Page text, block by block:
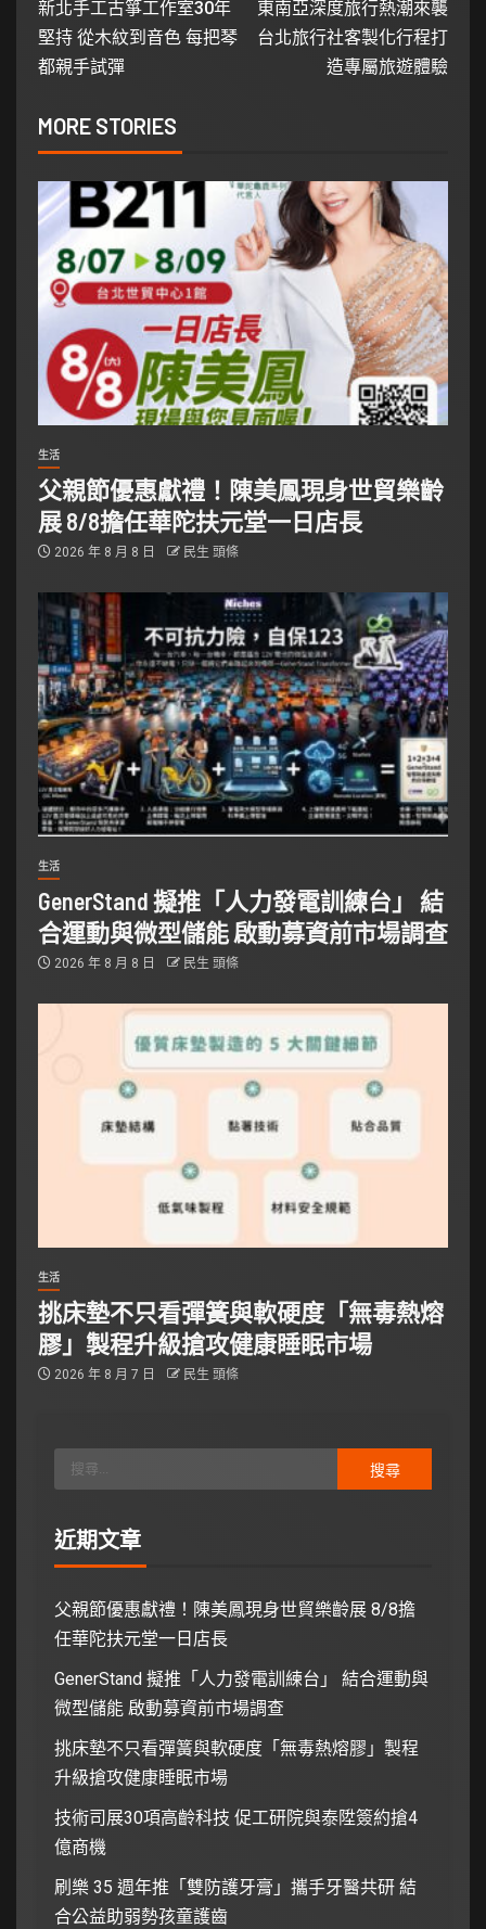
新北手工古箏工作室30年
堅持 從木紋到音色 每把琴
都親手試彈
東南亞深度旅行熱潮來襲
台北旅行社客製化行程打
造專屬旅遊體驗
MORE STORIES
生活
父親節優惠獻禮！陳美鳳現身世貿樂齡
展 8/8擔任華陀扶元堂一日店長
2026 年 8 月 8 日 民生 頭條
生活
GenerStand 擬推「人力發電訓練台」 結
合運動與微型儲能 啟動募資前市場調查
2026 年 8 月 8 日 民生 頭條
生活
挑床墊不只看彈簧與軟硬度「無毒熱熔
膠」製程升級搶攻健康睡眠市場
2026 年 8 月 7 日 民生 頭條
近期文章
父親節優惠獻禮！陳美鳳現身世貿樂齡展 8/8擔
任華陀扶元堂一日店長
GenerStand 擬推「人力發電訓練台」 結合運動與
微型儲能 啟動募資前市場調查
挑床墊不只看彈簧與軟硬度「無毒熱熔膠」製程
升級搶攻健康睡眠市場
技術司展30項高齡科技 促工研院與泰陞簽約搶4
億商機
刷樂 35 週年推「雙防護牙膏」攜手牙醫共研 結
合公益助弱勢孩童護齒